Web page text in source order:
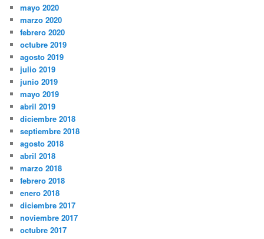
mayo 2020
marzo 2020
febrero 2020
octubre 2019
agosto 2019
julio 2019
junio 2019
mayo 2019
abril 2019
diciembre 2018
septiembre 2018
agosto 2018
abril 2018
marzo 2018
febrero 2018
enero 2018
diciembre 2017
noviembre 2017
octubre 2017